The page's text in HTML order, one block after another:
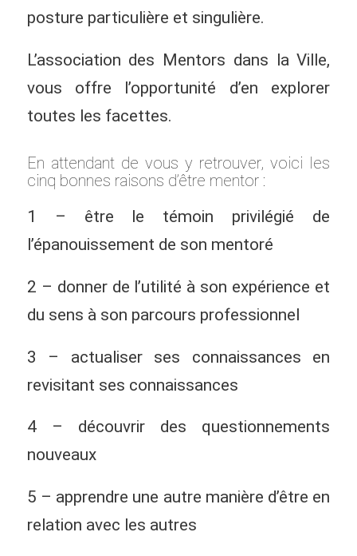
posture particulière et singulière.
L’association des Mentors dans la Ville,
vous offre l’opportunité d’en explorer
toutes les facettes.
En attendant de vous y retrouver, voici les
cinq bonnes raisons d’être mentor :
1 – être le témoin privilégié de
l’épanouissement de son mentoré
2 – donner de l’utilité à son expérience et
du sens à son parcours professionnel
3 – actualiser ses connaissances en
revisitant ses connaissances
4 – découvrir des questionnements
nouveaux
5 – apprendre une autre manière d’être en
relation avec les autres